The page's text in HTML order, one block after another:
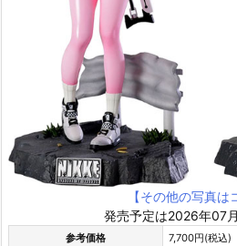
【その他の写真は
発売予定は2026年07月
参考価格
7,700円(税込)